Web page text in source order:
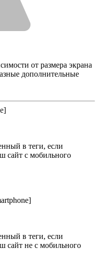
от размера экрана
дополнительные
в теги, если
сайт с мобильного
в теги, если
сайт не с мобильного